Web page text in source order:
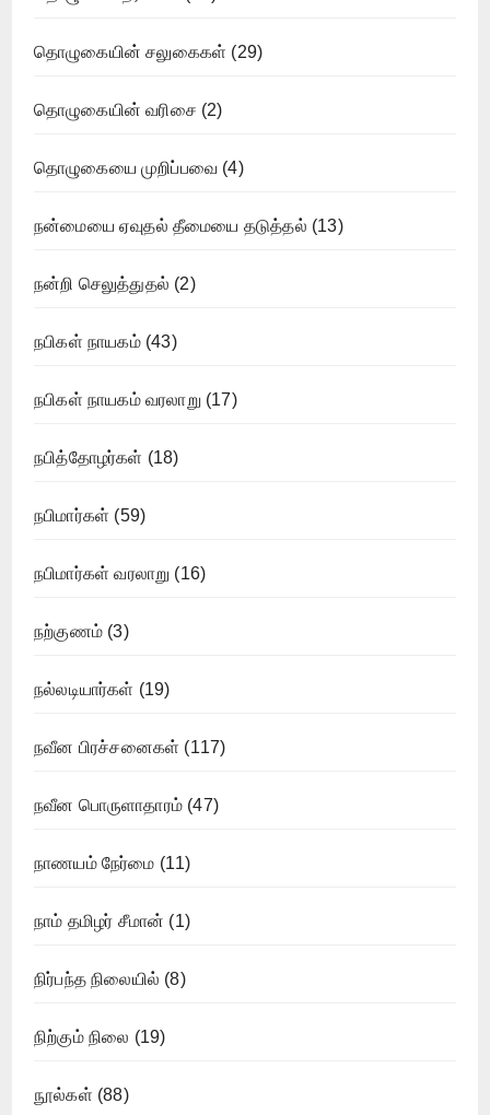
தொழுகையின் சலுகைகள் (29)
தொழுகையின் வரிசை (2)
தொழுகையை முறிப்பவை (4)
நன்மையை ஏவுதல் தீமையை தடுத்தல் (13)
நன்றி செலுத்துதல் (2)
நபிகள் நாயகம்(43)
நபிகள் நாயகம் வரலாறு (17)
நபித்தோழர்கள் (18)
நபிமார்கள் (59)
நபிமார்கள் வரலாறு (16)
நற்குணம் (3)
நல்லடியார்கள் (19)
நவீன பிரச்சனைகள் (117)
நவீன பொருளாதாரம் (47)
நாணயம் நேர்மை (11)
நாம் தமிழர் சீமான் (1)
நிர்பந்த நிலையில் (8)
நிற்கும் நிலை (19)
நூல்கள் (88)